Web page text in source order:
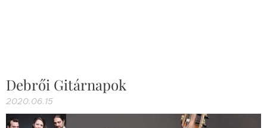
Debrői Gitárnapok
2020.06.15